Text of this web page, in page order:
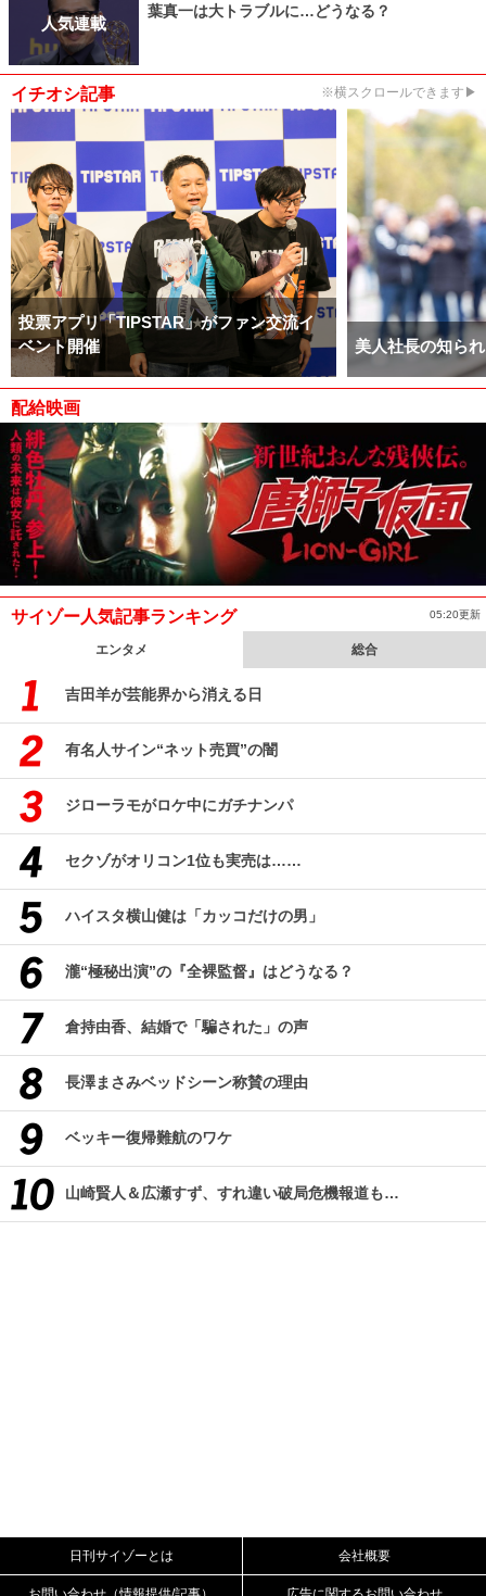
人気連載
葉真一は大トラブルに…どうなる？
イチオシ記事 ※横スクロールできます▶
投票アプリ「TIPSTAR」がファン交流イ
ベント開催
美人社長の知ら
配給映画
サイゾー人気記事ランキング 05:20更新
エンタメ 総合
吉田羊が芸能界から消える日
有名人サイン“ネット売買”の闇
ジローラモがロケ中にガチナンパ
セクゾがオリコン1位も実売は……
ハイスタ横山健は「カッコだけの男」
瀧“極秘出演”の『全裸監督』はどうなる？
倉持由香、結婚で「騙された」の声
長澤まさみベッドシーン称賛の理由
ベッキー復帰難航のワケ
山崎賢人＆広瀬すず、すれ違い破局危機報道も…
日刊サイゾーとは 会社概要